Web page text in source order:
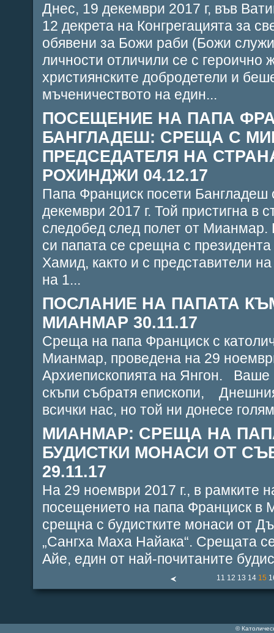
Днес, 19 декември 2017 г, във
12 декрета на Конгрегацията за
обявени за Божи раби (Божи
личности отличили се с героично
християнските добродетели и
мъченичеството на един...
ПОСЕЩЕНИЕ НА ПАПА
БАНГЛАДЕШ: СРЕЩА С
ПРЕДСЕДАТЕЛЯ НА
РОХИНДЖИ 04.12.17
Папа Франциск посети Бангладеш
декември 2017 г. Той пристигна в
следобед след полет от Мианмар.
си папата се срещна с
Хамид, както и с представители
на 1...
ПОСЛАНИЕ НА ПАПАТА
МИАНМАР 30.11.17
Среща на папа Франциск с
Мианмар, проведена на 29
Архиепископията на Янгон. Ваше
скъпи събратя епископи,
всички нас, но той ни донесе
МИАНМАР: СРЕЩА НА
БУДИСТКИ МОНАСИ ОТ
29.11.17
На 29 ноември 2017 г., в рамките
посещението на папа Франциск в
срещна с будистките монаси от
„Сангха Маха Найака“. Срещата
Айе, един от най-почитаните
11 12 13 14 15
©